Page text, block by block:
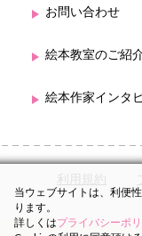
お問い合わせ
絵本教室のご紹
絵本作家インタ
利用規約
当ウェブサイトは、利便
ります。
詳しくはプライバシーポ